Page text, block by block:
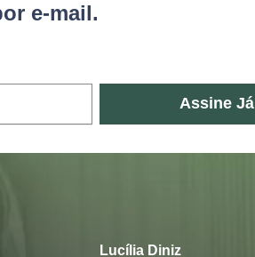
e-mail.
Assine Já
Lucília Diniz